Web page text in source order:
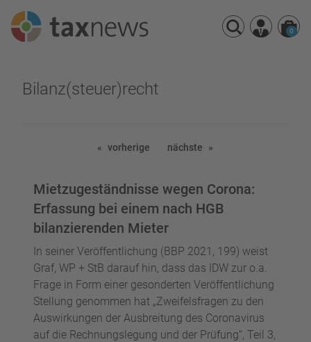
Seminare
0
Bilanz(steuer)recht
vorherige nächste
Mietzugeständnisse wegen Corona:
Erfassung bei einem nach HGB
bilanzierenden Mieter
In seiner Veröffentlichung (BBP 2021, 199) weist
Graf, WP + StB darauf hin, dass das IDW zur o.a.
Frage in Form einer gesonderten Veröffentlichung
Stellung genommen hat „Zweifelsfragen zu den
Auswirkungen der Ausbreitung des Coronavirus
auf die Rechnungslegung und der Prüfung“, Teil 3,